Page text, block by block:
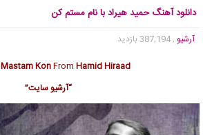
دانلود آهنگ حمید هیراد با نام مستم کن
آرشیو , 387,194 بازدید
Mastam KonFrom Hamid Hiraad
“آرشیو سایت”